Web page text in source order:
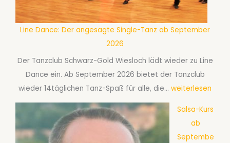
Line Dance: Der angesagte Single-Tanz ab September
2026
Der Tanzclub Schwarz-Gold Wiesloch lädt wieder zu Line
Dance ein. Ab September 2026 bietet der Tanzclub
wieder 14täglichen Tanz-Spaß für alle, die… L
weiterlesen
Salsa-Kurs
ab
Septembe